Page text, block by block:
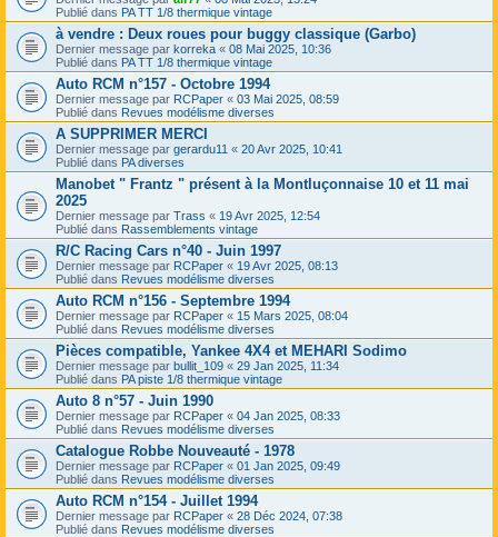
Publié dans PA TT 1/8 thermique vintage
à vendre : Deux roues pour buggy classique (Garbo)
Dernier message par korreka « 08 Mai 2025, 10:36
Publié dans PA TT 1/8 thermique vintage
Auto RCM n°157 - Octobre 1994
Dernier message par RCPaper « 03 Mai 2025, 08:59
Publié dans Revues modélisme diverses
A SUPPRIMER MERCI
Dernier message par gerardu11 « 20 Avr 2025, 10:41
Publié dans PA diverses
Manobet " Frantz " présent à la Montluçonnaise 10 et 11 mai
2025
Dernier message par Trass « 19 Avr 2025, 12:54
Publié dans Rassemblements vintage
R/C Racing Cars n°40 - Juin 1997
Dernier message par RCPaper « 19 Avr 2025, 08:13
Publié dans Revues modélisme diverses
Auto RCM n°156 - Septembre 1994
Dernier message par RCPaper « 15 Mars 2025, 08:04
Publié dans Revues modélisme diverses
Pièces compatible, Yankee 4X4 et MEHARI Sodimo
Dernier message par bullit_109 « 29 Jan 2025, 11:34
Publié dans PA piste 1/8 thermique vintage
Auto 8 n°57 - Juin 1990
Dernier message par RCPaper « 04 Jan 2025, 08:33
Publié dans Revues modélisme diverses
Catalogue Robbe Nouveauté - 1978
Dernier message par RCPaper « 01 Jan 2025, 09:49
Publié dans Revues modélisme diverses
Auto RCM n°154 - Juillet 1994
Dernier message par RCPaper « 28 Déc 2024, 07:38
Publié dans Revues modélisme diverses